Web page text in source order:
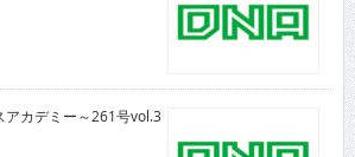
アカデミー～261号vol.3